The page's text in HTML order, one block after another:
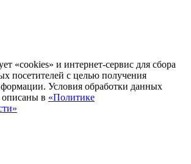
«cookies» и интернет-сервис для сбора
посетителей с целью получения
Условия обработки данных
описаны в «Политике